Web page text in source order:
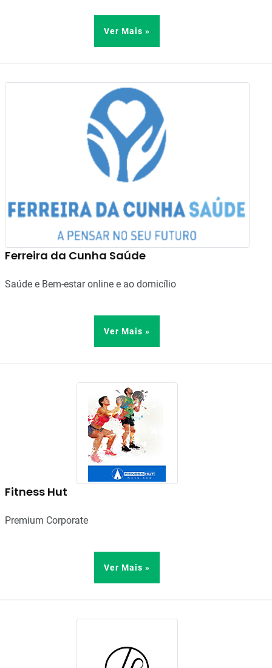
Ver Mais »
Ferreira da Cunha Saúde
Saúde e Bem-estar online e ao domicílio
Ver Mais »
Fitness Hut
Premium Corporate
Ver Mais »